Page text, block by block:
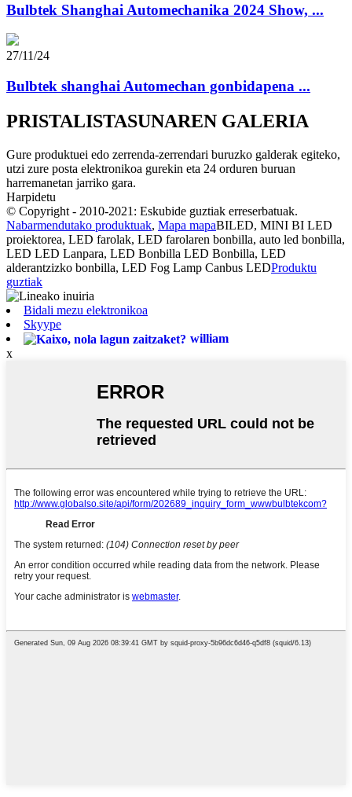
Bulbtek Shanghai Automechanika 2024 Show, ...
27/11/24
Bulbtek shanghai Automechan gonbidapena ...
PRISTALISTASUNAREN GALERIA
Gure produktuei edo zerrenda-zerrendari buruzko galderak egiteko,
utzi zure posta elektronikoa gurekin eta 24 orduren buruan
harremanetan jarriko gara.
Harpidetu
© Copyright - 2010-2021: Eskubide guztiak erreserbatuak.
Nabarmendutako produktuak, Mapa mapaBILED, MINI BI LED
proiektorea, LED farolak, LED farolaren bonbilla, auto led bonbilla,
LED LED Lanpara, LED Bonbilla LED Bonbilla, LED
alderantzizko bonbilla, LED Fog Lamp Canbus LEDProduktu
guztiak
Bidali mezu elektronikoa
Skyype
william
x